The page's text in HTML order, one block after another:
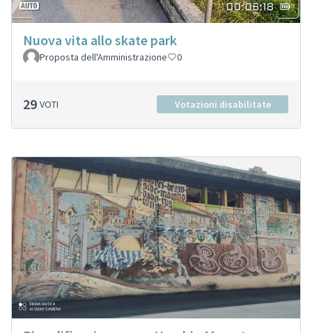
Nuova vita allo skate park
Proposta dell'Amministrazione 0
29 VOTI Votazioni disabilitate